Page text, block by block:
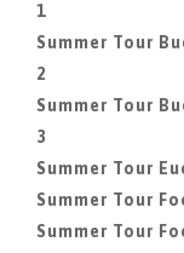
1
Summer Tour
2
Summer Tour
3
Summer Tour
Summer Tour
Summer Tour